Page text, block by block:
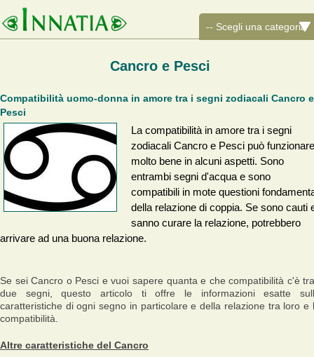
Cancro e Pesci
Compatibilità uomo-donna in amore tra i segni zodiacali Cancro e
Pesci
La compatibilità in amore tra i segni
zodiacali Cancro e Pesci può funzionare
molto bene in alcuni aspetti. Sono
entrambi segni d'acqua e sono
compatibili in mote questioni
della relazione di coppia. Se sono cauti
sanno curare la relazione, potrebbero
arrivare ad una buona relazione.
Se sei Cancro o Pesci e vuoi sapere quanta e che compatibilità c'è
due segni, questo articolo ti offre le informazioni esatte
caratteristiche di ogni segno in particolare e della relazione tra loro e
compatibilità.
Altre caratteristiche del Cancro